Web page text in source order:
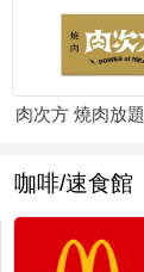
肉次方 燒肉放題
咖啡/速食館